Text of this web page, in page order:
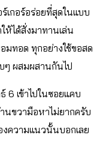
เกอร์อร่อยที่สุดในแบบ
ห้ได้สั่งมาทานเล่น
มทอด ทุกอย่างใช้ขอสด
ๆ ผสมผสานกันไป
เข้าไปในซอยแคบ
นขวามือหาไม่ยากครับ
งความแนวนั้นบอกเลย